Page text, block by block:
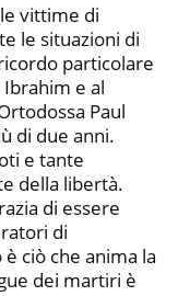
vittime di
le situazioni di
particolare
e al
Paul
di due anni.
e tante
della libertà.
di essere
di
ciò che anima la
dei martiri è